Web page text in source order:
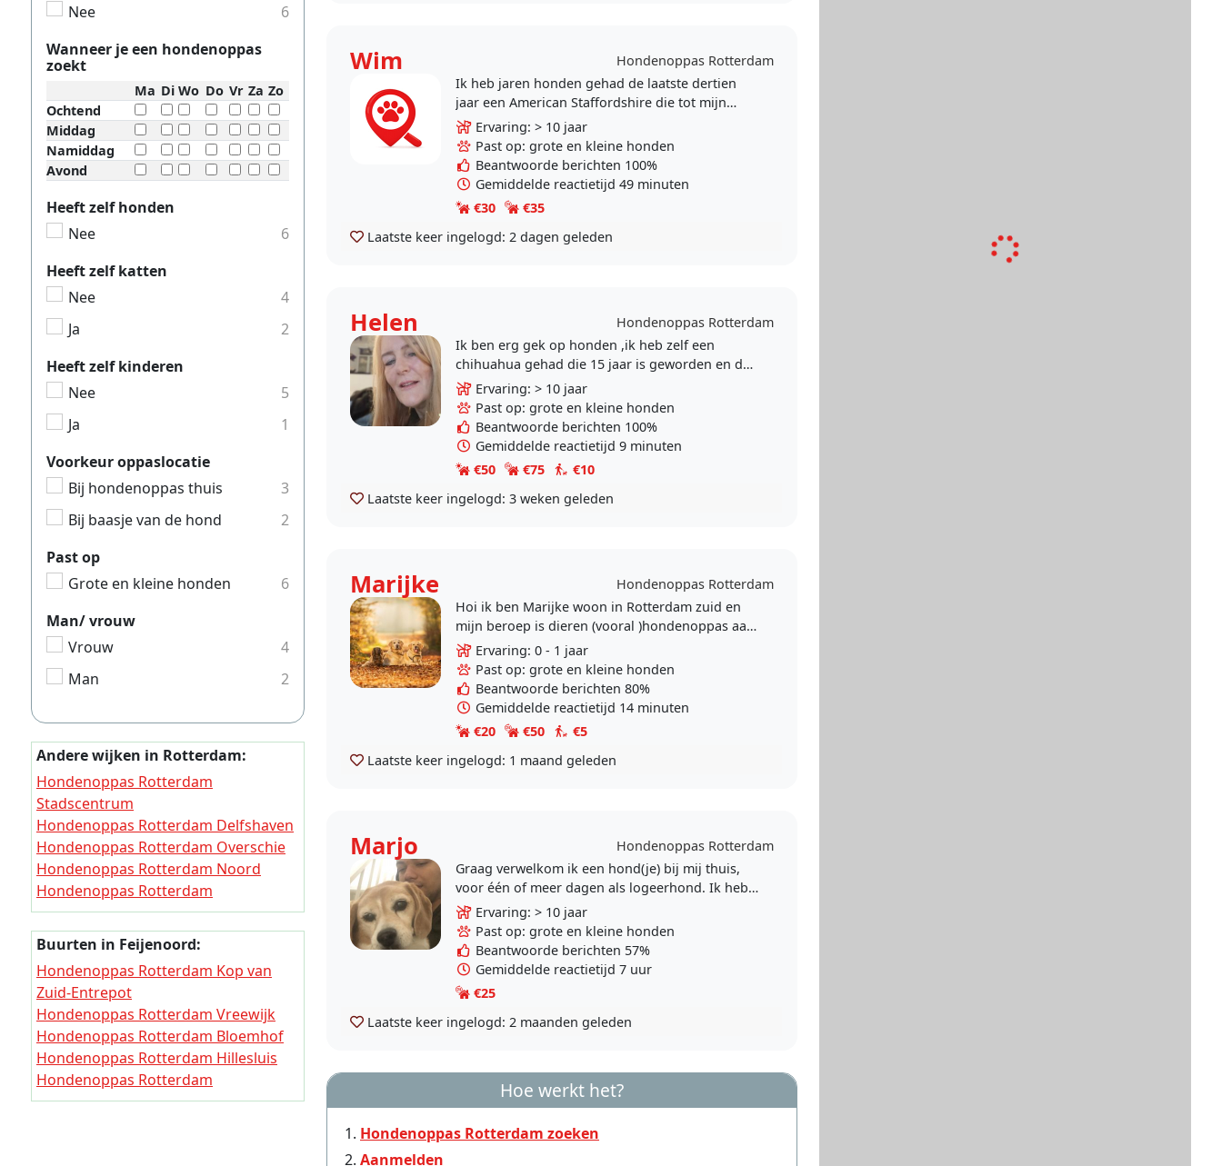
Wim
Hondenoppas Rotterdam
Ik heb jaren honden gehad de laatste dertien
jaar een American Staffordshire die tot mijn
verdriet in Januari door ouderdom is overleden.
Wil en kan..
Ervaring: > 10 jaar
Past op: grote en kleine honden
Beantwoorde berichten 100%
Gemiddelde reactietijd 49 minuten
€30
€35
Laatste keer ingelogd: 2 dagen geleden
Helen
Hondenoppas Rotterdam
Ik ben erg gek op honden ,ik heb zelf een
chihuahua gehad die 15 jaar is geworden en dol
was op mij Ik wil graag voor andere honden
zorgen ,en ze het..
Ervaring: > 10 jaar
Past op: grote en kleine honden
Beantwoorde berichten 100%
Gemiddelde reactietijd 9 minuten
€50
€75
€10
Laatste keer ingelogd: 3 weken geleden
Marijke
Hondenoppas Rotterdam
Hoi ik ben Marijke woon in Rotterdam zuid en
mijn beroep is dieren (vooral )hondenoppas aan
huis. Ik doe dit werk nou zeker al 2 jaar en ik
ben dol..
Ervaring: 0 - 1 jaar
Past op: grote en kleine honden
Beantwoorde berichten 80%
Gemiddelde reactietijd 14 minuten
€20
€50
€5
Laatste keer ingelogd: 1 maand geleden
Marjo
Hondenoppas Rotterdam
Graag verwelkom ik een hond(je) bij mij thuis,
voor één of meer dagen als logeerhond. Ik heb
lang honden gehad (herder, stabij, beagle), en
zoals..
Ervaring: > 10 jaar
Past op: grote en kleine honden
Beantwoorde berichten 57%
Gemiddelde reactietijd 7 uur
€25
Laatste keer ingelogd: 2 maanden geleden
Hoe werkt het?
Hondenoppas Rotterdam zoeken
Aanmelden
Nee
6
Wanneer je een hondenoppas
zoekt
Ma Di Wo Do Vr Za Zo
Ochtend
Middag
Namiddag
Avond
Heeft zelf honden
Nee
6
Heeft zelf katten
Nee
4
Ja
2
Heeft zelf kinderen
Nee
5
Ja
1
Voorkeur oppaslocatie
Bij hondenoppas thuis
3
Bij baasje van de hond
2
Past op
Grote en kleine honden
6
Man/ vrouw
Vrouw
4
Man
2
Andere wijken in Rotterdam:
Hondenoppas Rotterdam
Stadscentrum
Hondenoppas Rotterdam Delfshaven
Hondenoppas Rotterdam Overschie
Hondenoppas Rotterdam Noord
Hondenoppas Rotterdam
Hillegersberg-Schiebroek
Hondenoppas Rotterdam Kralingen-
Crooswijk
Hondenoppas Rotterdam Feijenoord
Hondenoppas Rotterdam
IJsselmonde
Hondenoppas Rotterdam Pernis
Hondenoppas Rotterdam Prins
Alexander
Buurten in Feijenoord:
Hondenoppas Rotterdam Kop van
Zuid-Entrepot
Hondenoppas Rotterdam Vreewijk
Hondenoppas Rotterdam Bloemhof
Hondenoppas Rotterdam Hillesluis
Hondenoppas Rotterdam
Katendrecht